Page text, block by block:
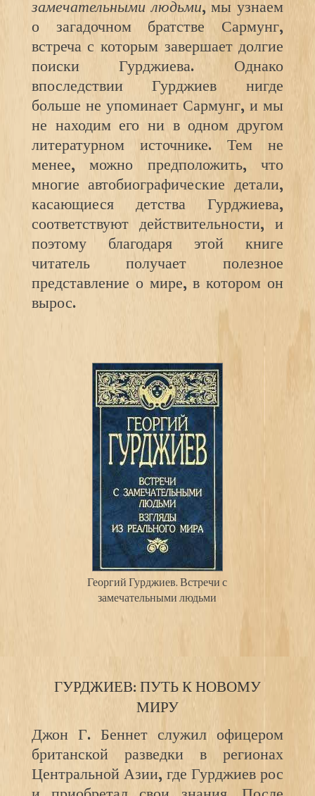
замечательными людьми, мы узнаем
о загадочном братстве Сармунг,
встреча с которым завершает долгие
поиски Гурджиева. Однако
впоследствии Гурджиев нигде
больше не упоминает Сармунг, и мы
не находим его ни в одном другом
литературном источнике. Тем не
менее, можно предположить, что
многие автобиографические детали,
касающиеся детства Гурджиева,
соответствуют действительности, и
поэтому благодаря этой книге
читатель получает полезное
представление о мире, в котором он
вырос.
Георгий Гурджиев. Встречи с
замечательными людьми
ГУРДЖИЕВ: ПУТЬ К НОВОМУ
МИРУ
Джон Г. Беннет служил офицером
британской разведки в регионах
Центральной Азии, где Гурджиев рос